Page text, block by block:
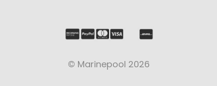
© Marinepool 2026